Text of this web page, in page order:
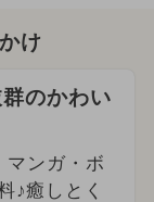
け
のかわい
マンガ・ボ
♪癒しとく